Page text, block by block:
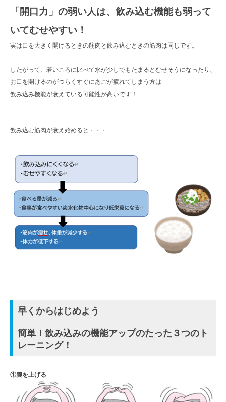
「開口力」の弱い人は、飲み込む機能も弱って
いてむせやすい！
実は口を大きく開けるときの筋肉と飲み込むときの筋肉は同じです。
したがって、若いころに比べて水が少しでもたまるとむせそうになったり、
お口を開けるのがつらくすぐにあごが疲れてしまう方は
飲み込み機能が衰えている可能性が高いです！
飲み込む筋肉が衰え始めると・・・
早くからはじめよう
簡単！飲み込みの機能アップのたった３つのト
レーニング！
①腕を上げる